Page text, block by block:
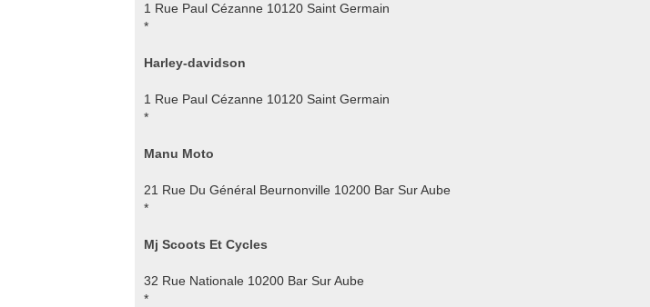
1 Rue Paul Cézanne 10120 Saint Germain
*
Harley-davidson
1 Rue Paul Cézanne 10120 Saint Germain
*
Manu Moto
21 Rue Du Général Beurnonville 10200 Bar Sur Aube
*
Mj Scoots Et Cycles
32 Rue Nationale 10200 Bar Sur Aube
*